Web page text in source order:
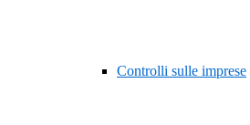
Controlli sulle imprese